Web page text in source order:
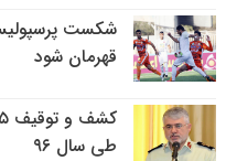
شکست پرسپولیس
قهرمان شود
طی سال ۹۶